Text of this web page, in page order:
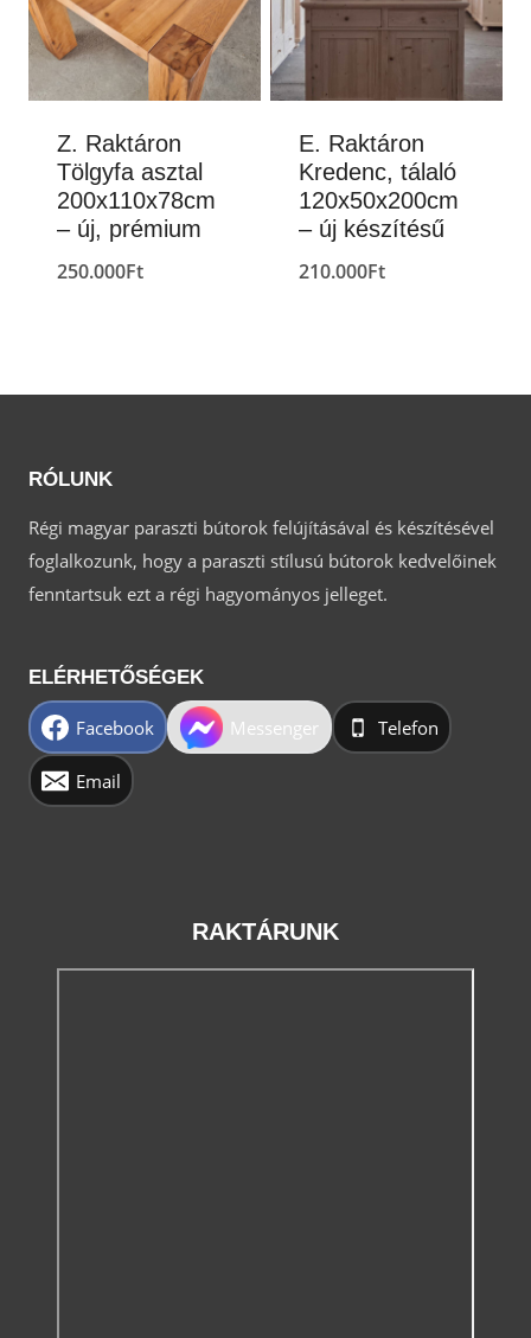
Z. Raktáron
Tölgyfa asztal
200x110x78cm
– új, prémium
250.000Ft
E. Raktáron
Kredenc, tálaló
120x50x200cm
– új készítésű
210.000Ft
RÓLUNK
Régi magyar paraszti bútorok felújításával és készítésével
foglalkozunk, hogy a paraszti stílusú bútorok kedvelőinek
fenntartsuk ezt a régi hagyományos jelleget.
ELÉRHETŐSÉGEK
Facebook Messenger Telefon
Email
RAKTÁRUNK